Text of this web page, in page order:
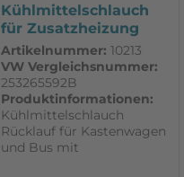
Kühlmittelschlauch
für Zusatzheizung
Rücklauf...
Artikelnummer: 10213
VW Vergleichsnummer:
253265592B
Produktinformationen:
Kühlmittelschlauch
Rücklauf für Kastenwagen
und Bus mit